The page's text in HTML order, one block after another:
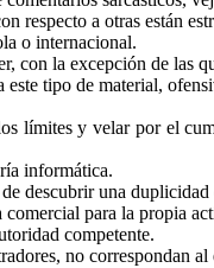
respecto a otras están
o internacional.
la excepción de las
tipo de material,
límites y velar por el
informática.
descubrir una
para la propia
competente.
no correspondan